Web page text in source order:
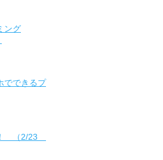
ング
でできるプ
（2/23